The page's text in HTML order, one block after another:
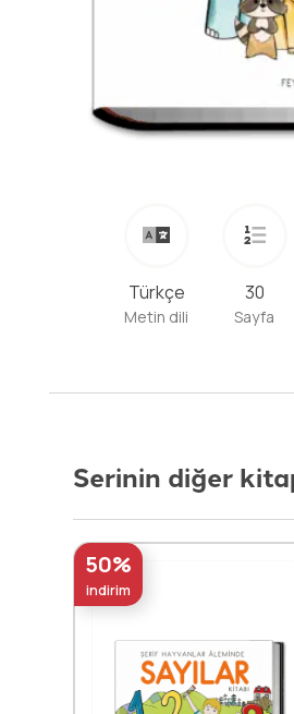
Türkçe
Metin dili
30
Sayfa
Serinin diğer
50%
indirim